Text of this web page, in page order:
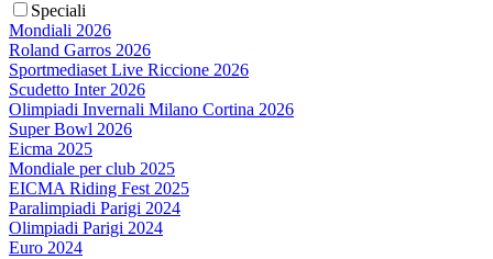
Speciali
Mondiali 2026
Roland Garros 2026
Sportmediaset Live Riccione 2026
Scudetto Inter 2026
Olimpiadi Invernali Milano Cortina 2026
Super Bowl 2026
Eicma 2025
Mondiale per club 2025
EICMA Riding Fest 2025
Paralimpiadi Parigi 2024
Olimpiadi Parigi 2024
Euro 2024